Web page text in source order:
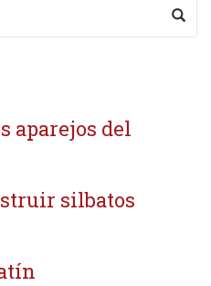
aparejos del
silbatos